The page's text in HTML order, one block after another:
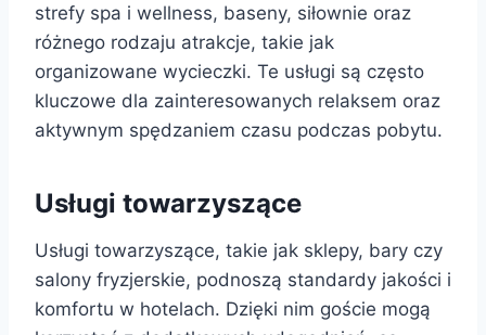
strefy spa i wellness, baseny, siłownie oraz
różnego rodzaju atrakcje, takie jak
organizowane wycieczki. Te usługi są często
kluczowe dla zainteresowanych relaksem oraz
aktywnym spędzaniem czasu podczas pobytu.
Usługi towarzyszące
Usługi towarzyszące, takie jak sklepy, bary czy
salony fryzjerskie, podnoszą standardy jakości i
komfortu w hotelach. Dzięki nim goście mogą